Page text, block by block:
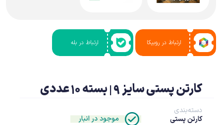
ارتباط در روبیکا ارتباط در بله
کارتن پستی سایز 9 | بسته 10 عددی
موجود در انبار
دسته‌بندی
کارتن پستی